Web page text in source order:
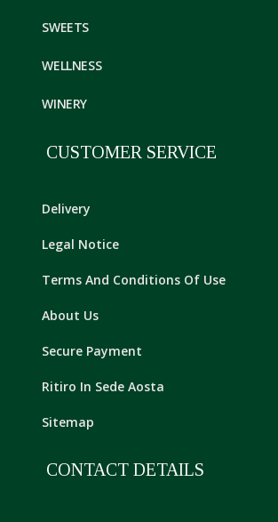
SWEETS
WELLNESS
WINERY
CUSTOMER SERVICE
Delivery
Legal Notice
Terms And Conditions Of Use
About Us
Secure Payment
Ritiro In Sede Aosta
Sitemap
CONTACT DETAILS